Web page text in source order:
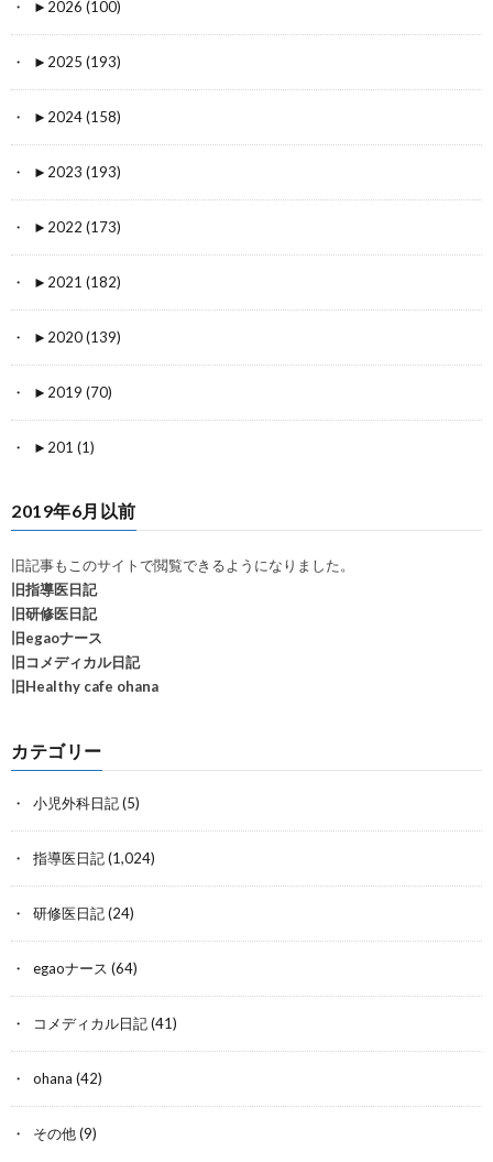
► 2026 (100)
► 2025 (193)
► 2024 (158)
► 2023 (193)
► 2022 (173)
► 2021 (182)
► 2020 (139)
► 2019 (70)
► 201 (1)
2019年6月以前
旧記事もこのサイトで閲覧できるようになりました。
旧指導医日記
旧研修医日記
旧egaoナース
旧コメディカル日記
旧Healthy cafe ohana
カテゴリー
小児外科日記(5)
指導医日記(1,024)
研修医日記(24)
egaoナース (64)
コメディカル日記(41)
ohana (42)
その他(9)